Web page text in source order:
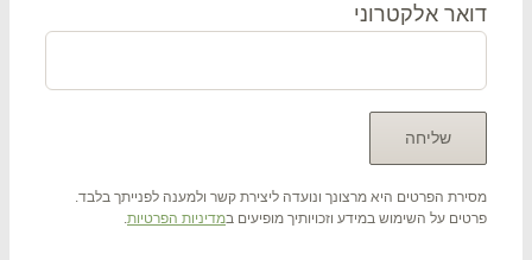
אלקטרוני
הפרטים היא מרצונך ונועדה ליצירת קשר ולמענה לפנייתך בלבד.
על השימוש במידע וזכויותיך מופיעים ב מדיניות הפרטיות.